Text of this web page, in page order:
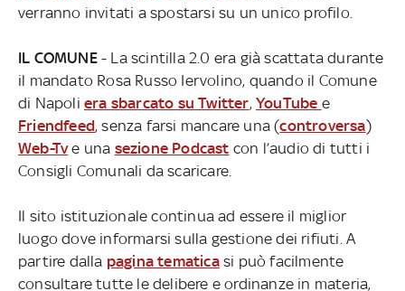
verranno invitati a spostarsi su un unico profilo.
IL COMUNE- La scintilla 2.0 era già scattata durante
il mandato Rosa Russo Iervolino, quando il Comune
di Napoli era sbarcato su Twitter, YouTube e
Friendfeed, senza farsi mancare una (controversa)
Web-Tve una sezione Podcast con l’audio di tutti i
Consigli Comunali da scaricare.
Il sito istituzionale continua ad essere il miglior
luogo dove informarsi sulla gestione dei rifiuti. A
partire dalla pagina tematicasi può facilmente
consultare tutte le delibere e ordinanze in materia,